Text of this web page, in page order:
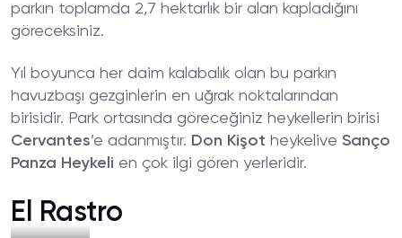
parkın toplamda 2,7 hektarlık bir alan kapladığını
göreceksiniz.
Yıl boyunca her daim kalabalık olan bu parkın
havuzbaşı gezginlerin en uğrak noktalarından
birisidir. Park ortasında göreceğiniz heykellerin birisi
Cervantes’e adanmıştır. Don Kişot heykelive Sanço
Panza Heykeli en çok ilgi gören yerleridir.
El Rastro